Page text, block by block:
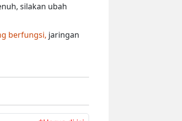
silakan ubah
berfungsi, jaringan